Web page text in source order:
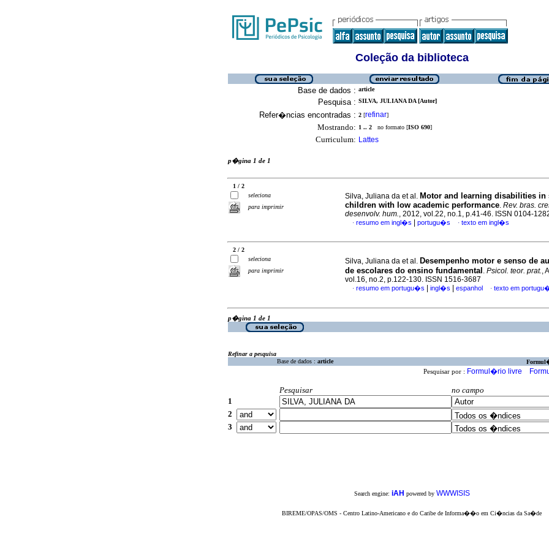
Coleção da biblioteca
Base de dados : article
Pesquisa : SILVA, JULIANA DA [Autor]
Refer�ncias encontradas : 2 [refinar]
Mostrando: 1 .. 2 no formato [ISO 690]
Curriculum: Lattes
p�gina 1 de 1
1 / 2
seleciona
para imprimir
Silva, Juliana da et al. Motor and learning disabilities in
children with low academic performance. Rev. bras.
desenvolv. hum., 2012, vol.22, no.1, p.41-46. ISSN 0104-
· resumo em ingl�s portugu�s · texto em ingl�s
2 / 2
seleciona
para imprimir
Silva, Juliana da et al. Desempenho motor e senso de
de escolares do ensino fundamental . Psicol. teor. prat.,
vol.16, no.2, p.122-130. ISSN 1516-3687
· resumo em portugu�s ingl�s espanhol · texto em
p�gina 1 de 1
Refinar a pesquisa
Base de dados : article
Pesquisar por : Formul�rio livre
Pesquisar
no campo
1
2
3
Search engine: iAH powered by WWWISIS
BIREME/OPAS/OMS - Centro Latino-Americano e do Caribe de Informa��o em Ci�ncias da Sa�de